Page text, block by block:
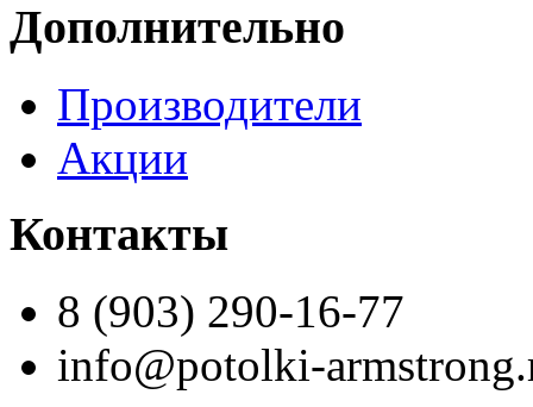
Дополнительно
Производители
Акции
Контакты
8 (903) 290-16-77
info@potolki-